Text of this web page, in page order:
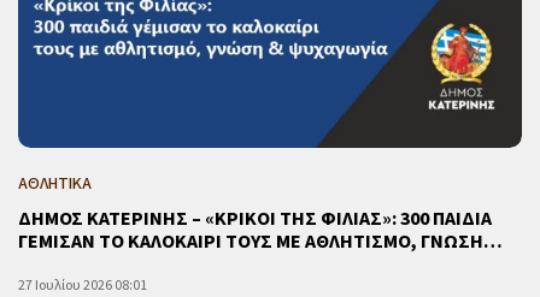
ΑΘΛΗΤΙΚΑ
ΔΗΜΟΣ ΚΑΤΕΡΙΝΗΣ – «ΚΡΙΚΟΙ ΤΗΣ ΦΙΛΙΑΣ»: 300 ΠΑΙΔΙΑ
ΓΕΜΙΣΑΝ ΤΟ ΚΑΛΟΚΑΙΡΙ ΤΟΥΣ ΜΕ ΑΘΛΗΤΙΣΜΟ, ΓΝΩΣΗ…
27 Ιουλίου 2026 08:01